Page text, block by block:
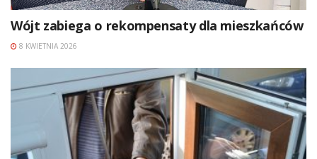
Wójt zabiega o rekompensaty dla mieszkańców
8 KWIETNIA 2026